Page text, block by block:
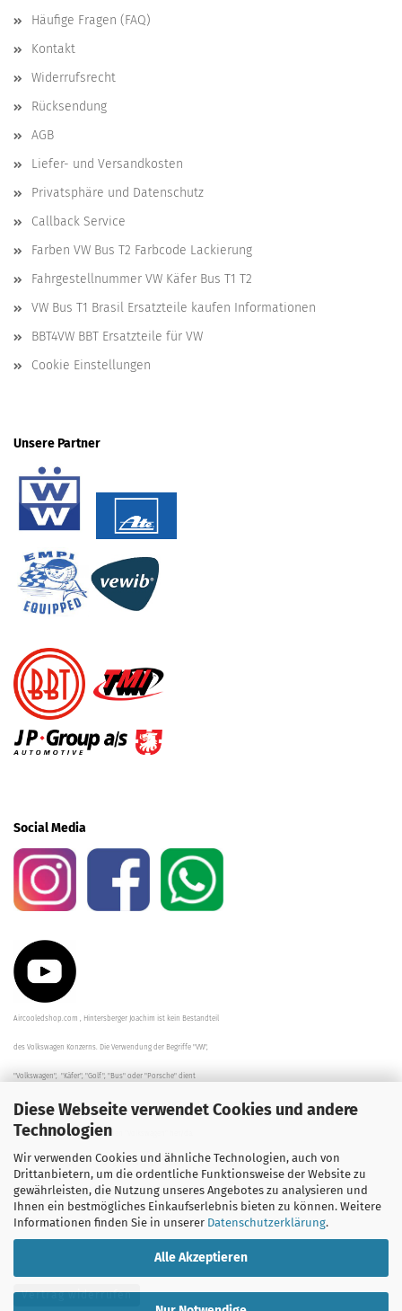
Diese Webseite verwendet Cookies und andere
Technologien
Wir verwenden Cookies und ähnliche Technologien, auch von
Drittanbietern, um die ordentliche Funktionsweise der Website zu
gewährleisten, die Nutzung unseres Angebotes zu analysieren und
Ihnen ein bestmögliches Einkaufserlebnis bieten zu können. Weitere
Informationen finden Sie in unserer Datenschutzerklärung.
Alle Akzeptieren
Häufige Fragen (FAQ)
Kontakt
Widerrufsrecht
Rücksendung
AGB
Liefer- und Versandkosten
Privatsphäre und Datenschutz
Callback Service
Farben VW Bus T2 Farbcode Lackierung
Fahrgestellnummer VW Käfer Bus T1 T2
VW Bus T1 Brasil Ersatzteile kaufen Informationen
BBT4VW BBT Ersatzteile für VW
Cookie Einstellungen
Unsere Partner
Social Media
Aircooledshop.com , Hintersberger Joachim ist kein Bestandteil
des Volkswagen Konzerns. Die Verwendung der Begriffe "VW",
"Volkswagen", "Käfer", "Golf", "Bus" oder "Porsche" dient
der Beschreibung der Teile und stellt in keinem Fall eine direkte
Verbindung zu dem Unternehmen "Volkswagen" her/da.
Die Beschreibungen, Zeichnungen und Angaben zur
Verwendung sind sorgfältig überprüft worden.
Vertrag widerrufen